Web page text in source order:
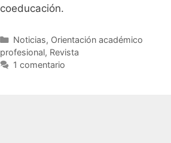
coeducación.
Categorías
Noticias, Orientación académico
profesional, Revista
1 comentario